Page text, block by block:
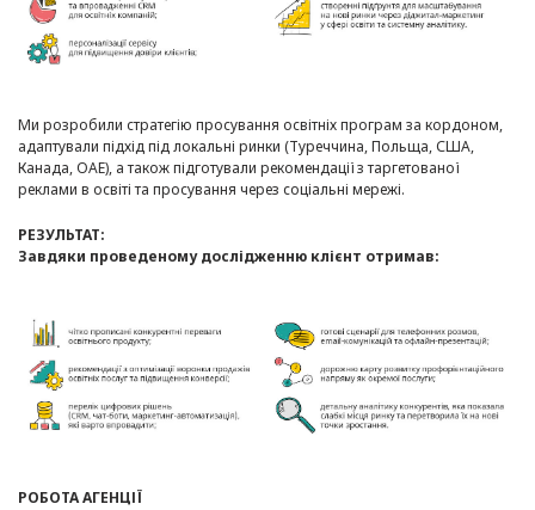
Ми розробили стратегію просування освітніх програм за кордоном,
адаптували підхід під локальні ринки (Туреччина, Польща, США,
Канада, ОАЕ), а також підготували рекомендації з таргетованої
реклами в освіті та просування через соціальні мережі.
РЕЗУЛЬТАТ:
Завдяки проведеному дослідженню клієнт отримав:
РОБОТА АГЕНЦІЇ